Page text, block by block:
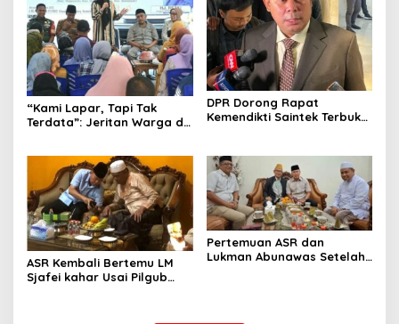
“Kami Lapar, Tapi Tak
Terdata”: Jeritan Warga di
DPR Dorong Rapat
Kemendikti Saintek Terbuka,
ASR Kembali Bertemu LM
Sjafei kahar Usai Pilgub
Pertemuan ASR dan
Lukman Abunawas Setelah